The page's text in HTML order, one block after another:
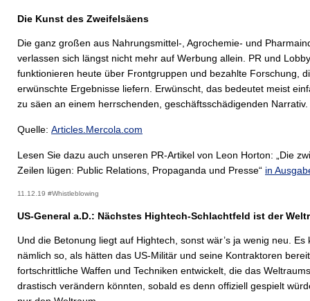
Die Kunst des Zweifelsäens
Die ganz großen aus Nahrungsmittel-, Agrochemie- und
verlassen sich längst nicht mehr auf Werbung allein. PR und
funktionieren heute über Frontgruppen und bezahlte Forschung,
erwünschte Ergebnisse liefern. Erwünscht, das bedeutet meist
zu säen an einem herrschenden, geschäftsschädigenden Narrativ.
Quelle: Articles.Mercola.com
Lesen Sie dazu auch unseren PR-Artikel von Leon Horton: „Die
Zeilen lügen: Public Relations, Propaganda und Presse“ in
11.12.19 #Whistleblowing
US-General a.D.: Nächstes Hightech-Schlachtfeld ist der
Und die Betonung liegt auf Hightech, sonst wär’s ja wenig neu. Es
nämlich so, als hätten das US-Militär und seine Kontraktoren
fortschrittliche Waffen und Techniken entwickelt, die das
drastisch verändern könnten, sobald es denn offiziell gespielt